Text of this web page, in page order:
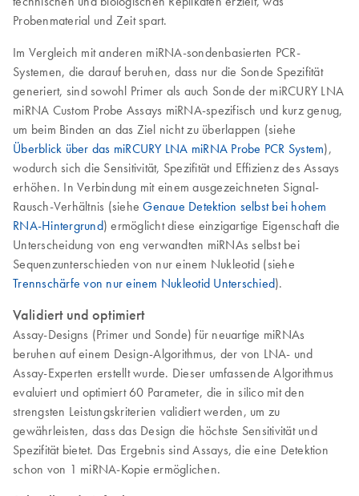
Probenmaterial und Zeit spart.
Im Vergleich mit anderen miRNA-sondenbasierten PCR-
Systemen, die darauf beruhen, dass nur die Sonde Spezifität
generiert, sind sowohl Primer als auch Sonde der miRCURY LNA
miRNA Custom Probe Assays miRNA-spezifisch und kurz genug,
um beim Binden an das Ziel nicht zu überlappen (siehe
Überblick über das miRCURY LNA miRNA Probe PCR System),
wodurch sich die Sensitivität, Spezifität und Effizienz des Assays
erhöhen. In Verbindung mit einem ausgezeichneten Signal-
Rausch-Verhältnis (sieheGenaue Detektion selbst bei hohem
RNA-Hintergrund) ermöglicht diese einzigartige Eigenschaft die
Unterscheidung von eng verwandten miRNAs selbst bei
Sequenzunterschieden von nur einem Nukleotid (siehe
Trennschärfe von nur einem Nukleotid Unterschied).
Validiert und optimiert
Assay-Designs (Primer und Sonde) für neuartige miRNAs
beruhen auf einem Design-Algorithmus, der von LNA- und
Assay-Experten erstellt wurde. Dieser umfassende Algorithmus
evaluiert und optimiert 60 Parameter, die in silico mit den
strengsten Leistungskriterien validiert werden, um zu
gewährleisten, dass das Design die höchste Sensitivität und
Spezifität bietet. Das Ergebnis sind Assays, die eine Detektion
schon von 1 miRNA-Kopie ermöglichen.